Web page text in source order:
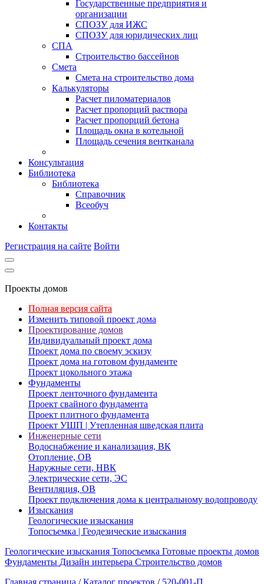
Государственные предприятия и
организации
СПОЗУ для ИЖС
СПОЗУ для юридических лиц
СПА
Строительство бассейнов
Смета
Смета на строительство дома
Калькуляторы
Расчет пиломатериалов
Расчет пропорций раствора
Расчет пропорций бетона
Площадь окна в котельной
Площадь сечения вентканала
Консультация
Библиотека
Библиотека
Справочник
Всеобуч
Контакты
Регистрация на сайте Войти
Проекты домов
Полная версия сайта
Изменить типовой проект дома
Проектирование домов
Индивидуальный проект дома
Проект дома по своему эскизу
Проект дома на готовом фундаменте
Проект цокольного этажа
Фундаменты
Проект ленточного фундамента
Проект свайного фундамента
Проект плитного фундамента
Проект УШП | Утепленная шведская плита
Инженерные сети
Водоснабжение и канализация, ВК
Отопление, ОВ
Наружные сети, НВК
Электрические сети, ЭС
Вентиляция, ОВ
Проект подключения дома к центральному водопроводу
Изыскания
Геологические изыскания
Топосъемка | Геодезические изыскания
Геологические изыскания Топосъемка Готовые проекты домов
Фундаменты Дизайн интерьера Строительство домов
Главная страница / Каталог проектов / 520-001-П